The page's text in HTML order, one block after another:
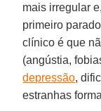
mais irregular
primeiro
clínico é que
(angústia,
depressão,
estranhas